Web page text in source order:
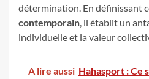
détermination. En définissant
contemporain, il établit un
individuelle et la valeur
A lire aussi Hahasport : Ce